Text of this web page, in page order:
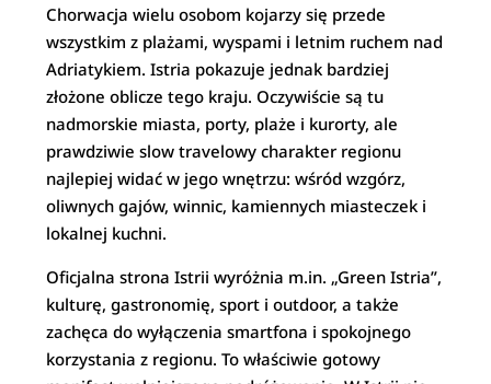
Chorwacja wielu osobom kojarzy się przede
wszystkim z plażami, wyspami i letnim ruchem nad
Adriatykiem. Istria pokazuje jednak bardziej
złożone oblicze tego kraju. Oczywiście są tu
nadmorskie miasta, porty, plaże i kurorty, ale
prawdziwie slow travelowy charakter regionu
najlepiej widać w jego wnętrzu: wśród wzgórz,
oliwnych gajów, winnic, kamiennych miasteczek i
lokalnej kuchni.
Oficjalna strona Istrii wyróżnia m.in. „Green Istria”,
kulturę, gastronomię, sport i outdoor, a także
zachęca do wyłączenia smartfona i spokojnego
korzystania z regionu. To właściwie gotowy